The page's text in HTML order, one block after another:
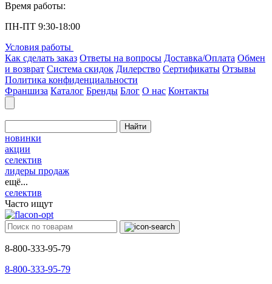
Время работы:
ПН-ПТ 9:30-18:00
Условия работы
Как сделать заказ Ответы на вопросы Доставка/Оплата Обмен
и возврат Система скидок Дилерство Сертификаты Отзывы
Политика конфиденциальности
Франшиза Каталог Бренды Блог О нас Контакты
Найти
новинки
акции
селектив
лидеры продаж
ещё...
селектив
Часто ищут
8-800-333-95-79
8-800-333-95-79